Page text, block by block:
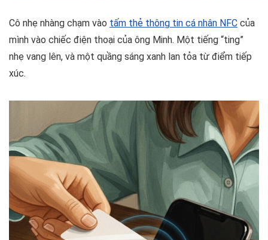
Cô nhẹ nhàng chạm vào tấm thẻ thông tin cá nhân NFC của
mình vào chiếc điện thoại của ông Minh. Một tiếng “ting”
nhẹ vang lên, và một quầng sáng xanh lan tỏa từ điểm tiếp
xúc.